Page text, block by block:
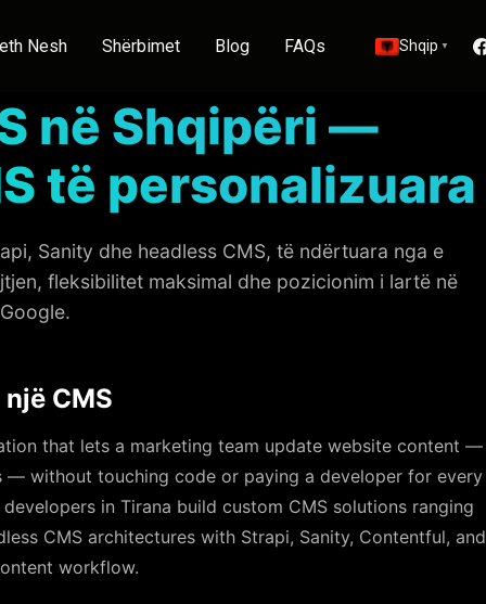
Nesh Shërbimet Blog FAQs Shqip ▼
në Shqipëri —
të personalizuara
Sanity dhe headless CMS, të ndërtuara nga e
fleksibilitet maksimal dhe pozicionim i lartë në
Google.
CMS
that lets a marketing team update website content —
— without touching code or paying a developer for every
in Tirana build custom CMS solutions ranging
CMS architectures with Strapi, Sanity, Contentful, and
workflow.